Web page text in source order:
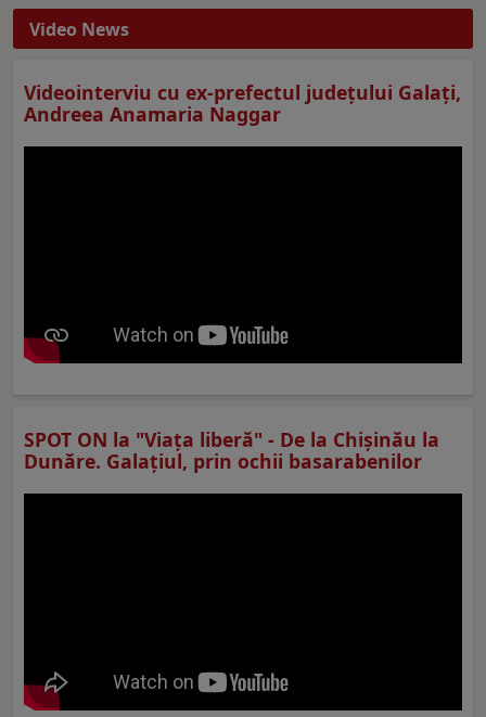
Video News
Videointerviu cu ex-prefectul judeţului Galaţi,
Andreea Anamaria Naggar
SPOT ON la "Viaţa liberă" - De la Chișinău la
Dunăre. Galațiul, prin ochii basarabenilor